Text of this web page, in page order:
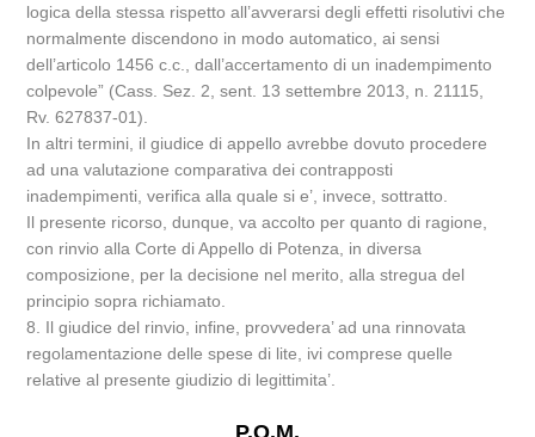
logica della stessa rispetto all’avverarsi degli effetti risolutivi che
normalmente discendono in modo automatico, ai sensi
dell’articolo 1456 c.c., dall’accertamento di un inadempimento
colpevole” (Cass. Sez. 2, sent. 13 settembre 2013, n. 21115,
Rv. 627837-01).
In altri termini, il giudice di appello avrebbe dovuto procedere
ad una valutazione comparativa dei contrapposti
inadempimenti, verifica alla quale si e’, invece, sottratto.
Il presente ricorso, dunque, va accolto per quanto di ragione,
con rinvio alla Corte di Appello di Potenza, in diversa
composizione, per la decisione nel merito, alla stregua del
principio sopra richiamato.
8. Il giudice del rinvio, infine, provvedera’ ad una rinnovata
regolamentazione delle spese di lite, ivi comprese quelle
relative al presente giudizio di legittimita’.